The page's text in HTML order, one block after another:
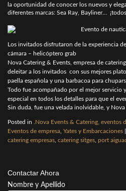
la oportunidad de conocer los nuevos y
diferentes marcas: Sea Ray, Bayliner…
Los invitados disfrutaron de la experiencia
cámara – helicóptero grab
Nova Catering & Events, empresa de
deleitar a los invitados con sus mejores
paella española y una barbacoa para
Todo fue acompañado por el mejor servicio
especial en todos los detalles para que el
Sin duda, fue una velada inolvidable, y
Posted in .Nova Events & Catering, eventos
Eventos de empresa Yates y Embarcaciones
catering empresas catering sitges port
Contactar Ahora
Nombre y Apellido